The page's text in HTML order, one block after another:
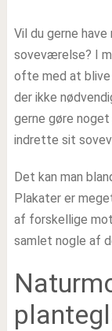
Vil du gerne
soveværelse? I
ofte med at blive
der ikke
gerne gøre
indrette sit
Det kan man
Plakater er
af forskellige
samlet nogle af